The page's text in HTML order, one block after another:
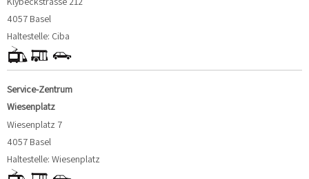
4057 Basel
Haltestelle: Ciba
Service-Zentrum
Wiesenplatz
Wiesenplatz 7
4057 Basel
Haltestelle: Wiesenplatz